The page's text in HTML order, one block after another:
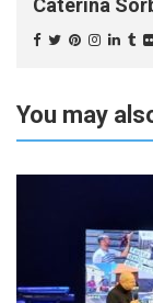
Caterina
You may